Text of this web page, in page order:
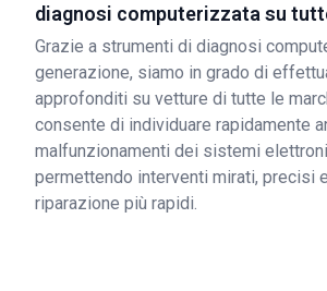
diagnosi computerizzata su
Grazie a strumenti di diagnosi
generazione, siamo in grado di
approfonditi su vetture di tutte le
consente di individuare rapidamente
malfunzionamenti dei sistemi
permettendo interventi mirati, precisi
riparazione più rapidi.